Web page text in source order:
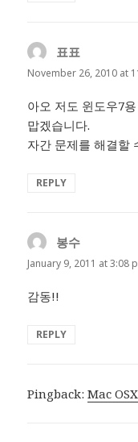
표표
November 26, 2010 at
아오 저도 윈도우7
맙겠습니다.
자간 문제를 해결할
REPLY
봉수
January 9, 2011 at 3:08
감동!!
REPLY
Pingback:Mac